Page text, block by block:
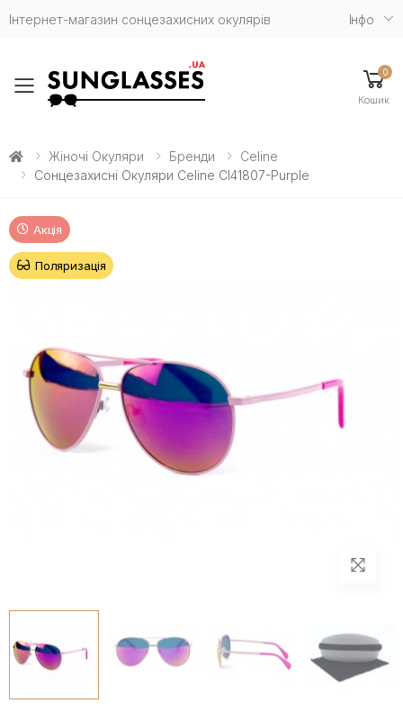
Інтернет-магазин сонцезахисних окулярів Iнфо
Toggle mobile menu
0
Кошик
Жіночі Окуляри Бренди
Celine
Сонцезахисні Окуляри Celine Cl41807-Purple
Акція
Поляризація